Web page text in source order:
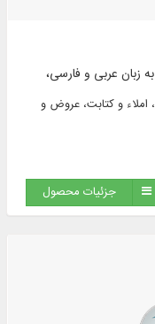
املاء و کتابت، عروض و
جزئیات محصول